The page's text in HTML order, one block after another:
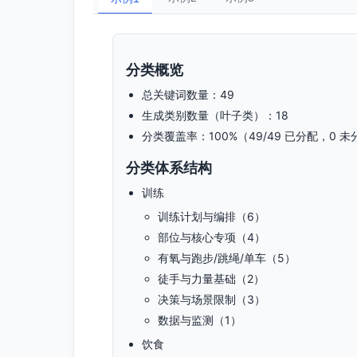
分类概览
总关键词数量：49
生成类别数量（叶子类）：18
分类覆盖率：100%（49/49 已分配，0 未
分类体系结构
训练
训练计划与编排（6）
部位与核心专项（4）
有氧与跑步/跳绳/单车（5）
徒手与力量基础（2）
决策与场景限制（3）
数据与监测（1）
饮食